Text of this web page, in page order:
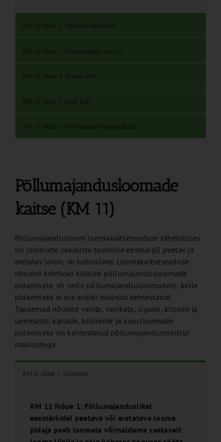
KM 10 Nõue 2: Põranda mõõtmed
KM 10 Nõue 3: Põrandapinna suurus
KM 10 Nõue 4: Emiste sööt
KM 10 Nõue 5: Kuldi sulg
KM 10 Nõue 6: Veterinaarsed menetlused
Põllumajandusloomade
kaitse (KM 11)
Põllumajandusloom loomakaitseseaduse tähenduses
on loomsete saaduste tootmise eesmärgil peetav ja
aretatav loom, sh hobuslane. Loomakaitseseaduse
nõuded kehtivad kõikide põllumajandusloomade
pidamisele, sh neile põllumajandusloomadele, kelle
pidamiseks ei ole eraldi määrust kehtestatud.
Täpsemad nõuded veiste, vasikate, sigade, kitsede ja
lammaste, kanade, broilerite ja karusloomade
pidamiseks on kehtestatud põllumajandusministri
määrustega.
KM 11 Nõue 1: Söötmine
KM 11 Nõue 1: Põllumajanduslikel
eesmärkidel peetava või aretatava looma
pidaja peab loomale võimaldama vastavalt